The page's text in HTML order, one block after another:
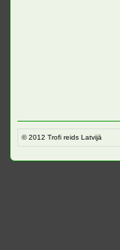
© 2012 Trofi reids Latvijā